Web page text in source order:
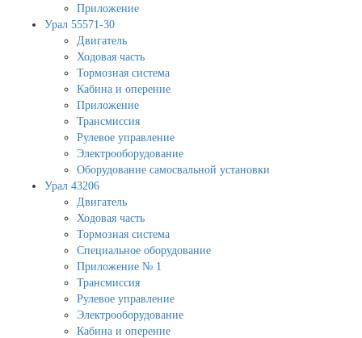
Приложение
Урал 55571-30
Двигатель
Ходовая часть
Тормозная система
Кабина и оперение
Приложение
Трансмиссия
Рулевое управление
Электрооборудование
Оборудование самосвальной установки
Урал 43206
Двигатель
Ходовая часть
Тормозная система
Специальное оборудование
Приложение № 1
Трансмиссия
Рулевое управление
Электрооборудование
Кабина и оперение